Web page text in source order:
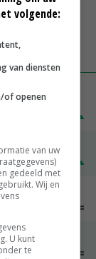
~ € 23,00
€ 0,00~
volgende:
van diensten
of openen
van uw
gedeeld met
Wij en
U kunt
te